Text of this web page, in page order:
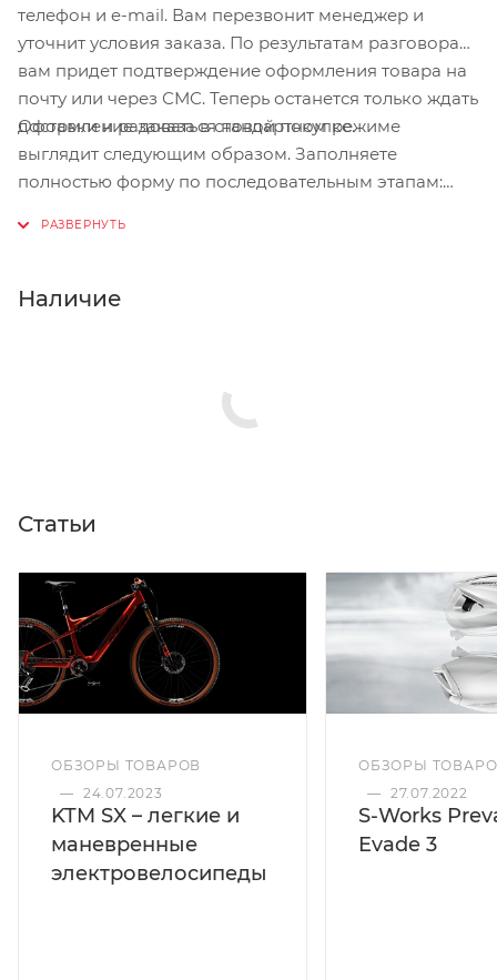
телефон и e-mail. Вам перезвонит менеджер и
уточнит условия заказа. По результатам разговора
вам придет подтверждение оформления товара на
почту или через СМС. Теперь останется только ждать
доставки и радоваться новой покупке.
Оформление заказа в стандартном режиме
выглядит следующим образом. Заполняете
полностью форму по последовательным этапам:
Нажмите кнопку «Оформить заказ».
Наличие
Статьи
ОБЗОРЫ ТОВАРОВ
— 24.07.2023
KTM SX – легкие и
маневренные
электровелосипеды
ОБЗОРЫ
— 27.07.2022
S-Works
Evade 3